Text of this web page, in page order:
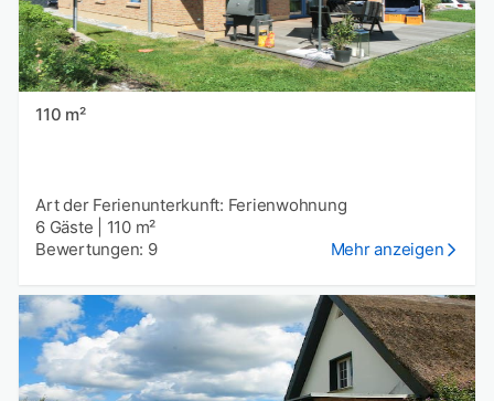
110 m²
Art der Ferienunterkunft: Ferienwohnung
6 Gäste
110 m²
Bewertungen: 9
Mehr anzeigen